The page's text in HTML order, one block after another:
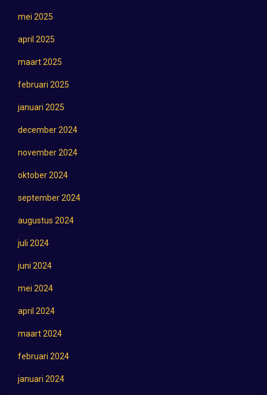
mei 2025
april 2025
maart 2025
februari 2025
januari 2025
december 2024
november 2024
oktober 2024
september 2024
augustus 2024
juli 2024
juni 2024
mei 2024
april 2024
maart 2024
februari 2024
januari 2024